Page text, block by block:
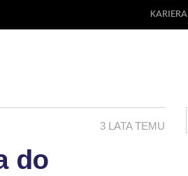
KARIERA
3 LATA TEMU
do